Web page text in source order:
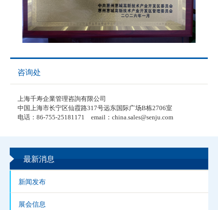
咨询处
上海千寿企業管理咨詢有限公司
中国上海市长宁区仙霞路317号远东国际广场B栋2706室
电话：86-755-25181171 email：china.sales@senju.com
最新消息
新闻发布
展会信息